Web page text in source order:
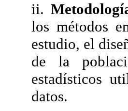
ii.
los métodos
estudio, el
de la
estadísticos
datos.